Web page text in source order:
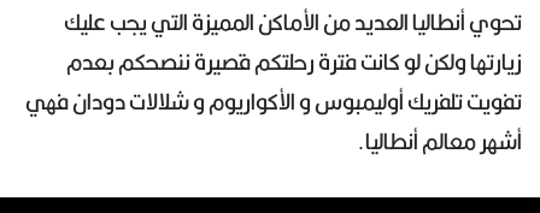
تحوي أنطاليا العديد من الأماكن المميزة التي يجب عليك
زيارتها ولكن لو كانت فترة رحلتكم قصيرة ننصحكم بعدم
تفويت تلفريك أوليمبوس و الأكواريوم و شلالات دودان فهي
أشهر معالم أنطاليا.